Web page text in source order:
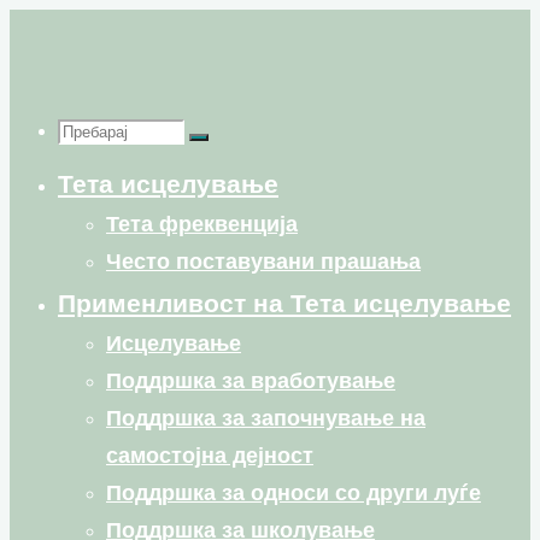
Пребарај
Пребарај
for:
Пребарај
Тета исцелување
Тета фреквенција
Често поставувани прашања
Применливост на Тета исцелување
Исцелување
Поддршка за вработување
Поддршка за започнување на
самостојна дејност
Поддршка за односи со други луѓе
Поддршка за школување